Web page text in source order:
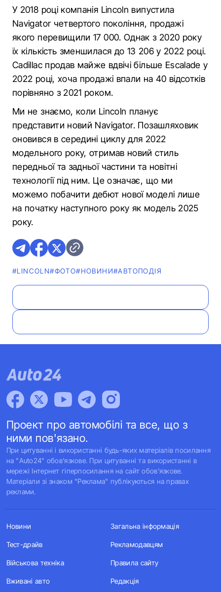
У 2018 році компанія Lincoln випустила
Navigator четвертого покоління, продажі
якого перевищили 17 000. Однак з 2020 року
їх кількість зменшилася до 13 206 у 2022 році.
Cadillac продав майже вдвічі більше Escalade у
2022 році, хоча продажі впали на 40 відсотків
порівняно з 2021 роком.
Ми не знаємо, коли Lincoln планує
представити новий Navigator. Позашляховик
оновився в середині циклу для 2022
модельного року, отримав новий стиль
передньої та задньої частини та новітні
технології під ним. Це означає, що ми
можемо побачити дебют нової моделі лише
на початку наступного року як модель 2025
року.
#LINCOLN#ФОТО#НОВИНИ#АВТОПОДІЯ
Проект про автомобілі та все, що з
ними пов'язано.
При цитуванні і використанні будь-яких матеріалів посилання
на "Auto24" обов'язкове. При цитуванні та використанні в
мережі Інтернет гіперпосилання на сайт обов'язкове.
Матеріали зі знаком "Реклама" публікуються на правах
реклами.
Новини
Тест-драйв
Військова техніка
Вживані авто
Загальна інформація
Рекламодавцям
Правила сайту
Редакція